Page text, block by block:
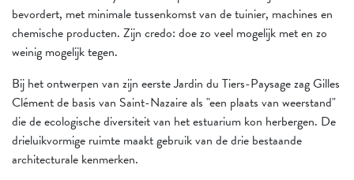
bevordert, met minimale tussenkomst van de tuinier, machines en
chemische producten. Zijn credo: doe zo veel mogelijk met en zo
weinig mogelijk tegen.
Bij het ontwerpen van zijn eerste Jardin du Tiers-Paysage zag Gilles
Clément de basis van Saint-Nazaire als "een plaats van weerstand"
die de ecologische diversiteit van het estuarium kon herbergen. De
drieluikvormige ruimte maakt gebruik van de drie bestaande
architecturale kenmerken.